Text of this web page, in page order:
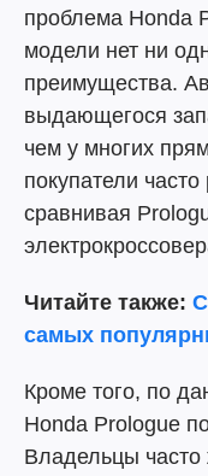
проблема Honda
модели нет ни
преимущества.
выдающегося
чем у многих
покупатели
сравнивая
Читайте также:
самых
Кроме того, по
Honda Prologue
Владельцы